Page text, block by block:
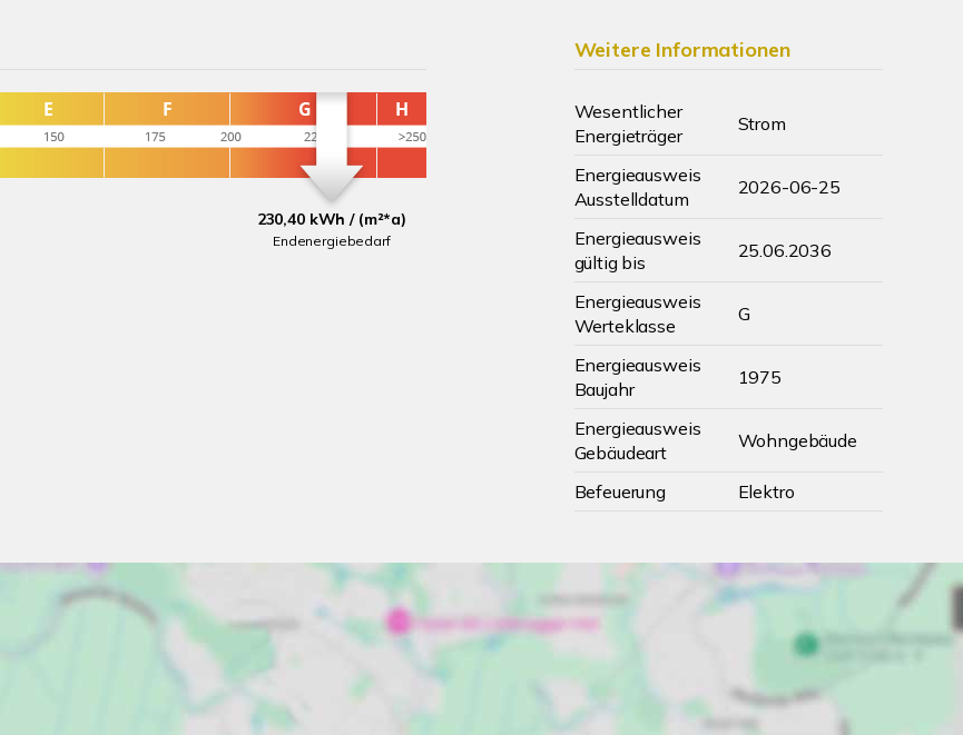
230,40 kWh / (m²*a)
Endenergiebedarf
Weitere Informationen
Wesentlicher
Energieträger
Strom
Energieausweis
Ausstelldatum
2026-06-25
Energieausweis
gültig bis
25.06.2036
Energieausweis
Werteklasse
G
Energieausweis
Baujahr
1975
Energieausweis
Gebäudeart
Wohngebäude
Befeuerung Elektro